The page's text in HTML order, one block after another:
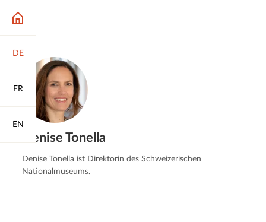
DE
FR
EN
Denise Tonella
Denise Tonella ist Direktorin des Schweizerischen
Nationalmuseums.